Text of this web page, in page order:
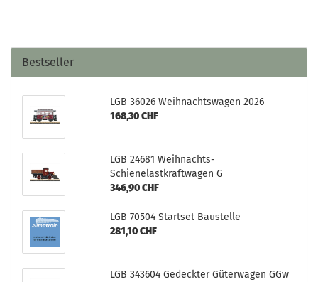
Bestseller
LGB 36026 Weihnachtswagen 2026
168,30 CHF
LGB 24681 Weihnachts-
Schienelastkraftwagen G
346,90 CHF
LGB 70504 Startset Baustelle
281,10 CHF
LGB 343604 Gedeckter Güterwagen GGw